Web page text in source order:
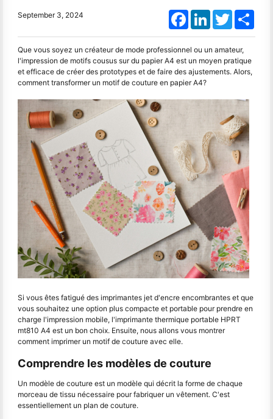
September 3, 2024 FacebookLinkedInTwitter
Que vous soyez un créateur de mode professionnel ou un amateur,
l'impression de motifs cousus sur du papier A4 est un moyen pratique
et efficace de créer des prototypes et de faire des ajustements. Alors,
comment transformer un motif de couture en papier A4?
Si vous êtes fatigué des imprimantes jet d'encre encombrantes et que
vous souhaitez une option plus compacte et portable pour prendre en
charge l'impression mobile, l'imprimante thermique portable HPRT
mt810 A4 est un bon choix. Ensuite, nous allons vous montrer
comment imprimer un motif de couture avec elle.
Comprendre les modèles de couture
Un modèle de couture est un modèle qui décrit la forme de chaque
morceau de tissu nécessaire pour fabriquer un vêtement. C'est
essentiellement un plan de couture.